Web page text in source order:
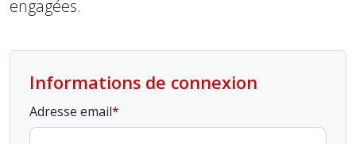
engagées.
Informations de connexion
Adresse email